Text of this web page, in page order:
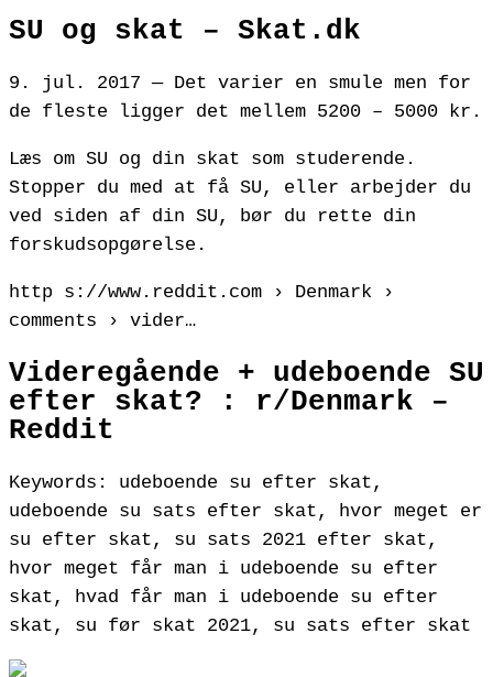
SU og skat – Skat.dk
9. jul. 2017 — Det varier en smule men for
de fleste ligger det mellem 5200 – 5000 kr.
Læs om SU og din skat som studerende.
Stopper du med at få SU, eller arbejder du
ved siden af din SU, bør du rette din
forskudsopgørelse.
http s://www.reddit.com › Denmark ›
comments › vider…
Videregående + udeboende SU
efter skat? : r/Denmark –
Reddit
Keywords: udeboende su efter skat,
udeboende su sats efter skat, hvor meget er
su efter skat, su sats 2021 efter skat,
hvor meget får man i udeboende su efter
skat, hvad får man i udeboende su efter
skat, su før skat 2021, su sats efter skat